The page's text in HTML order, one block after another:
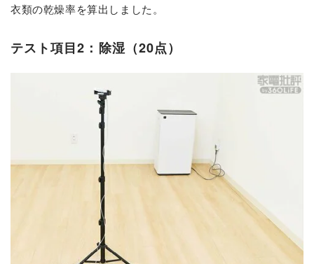
衣類の乾燥率を算出しました。
テスト項目2：除湿（20点）